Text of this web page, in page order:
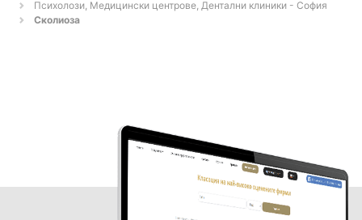
Психолози, Медицински центрове, Дентални клиники - София
Сколиоза